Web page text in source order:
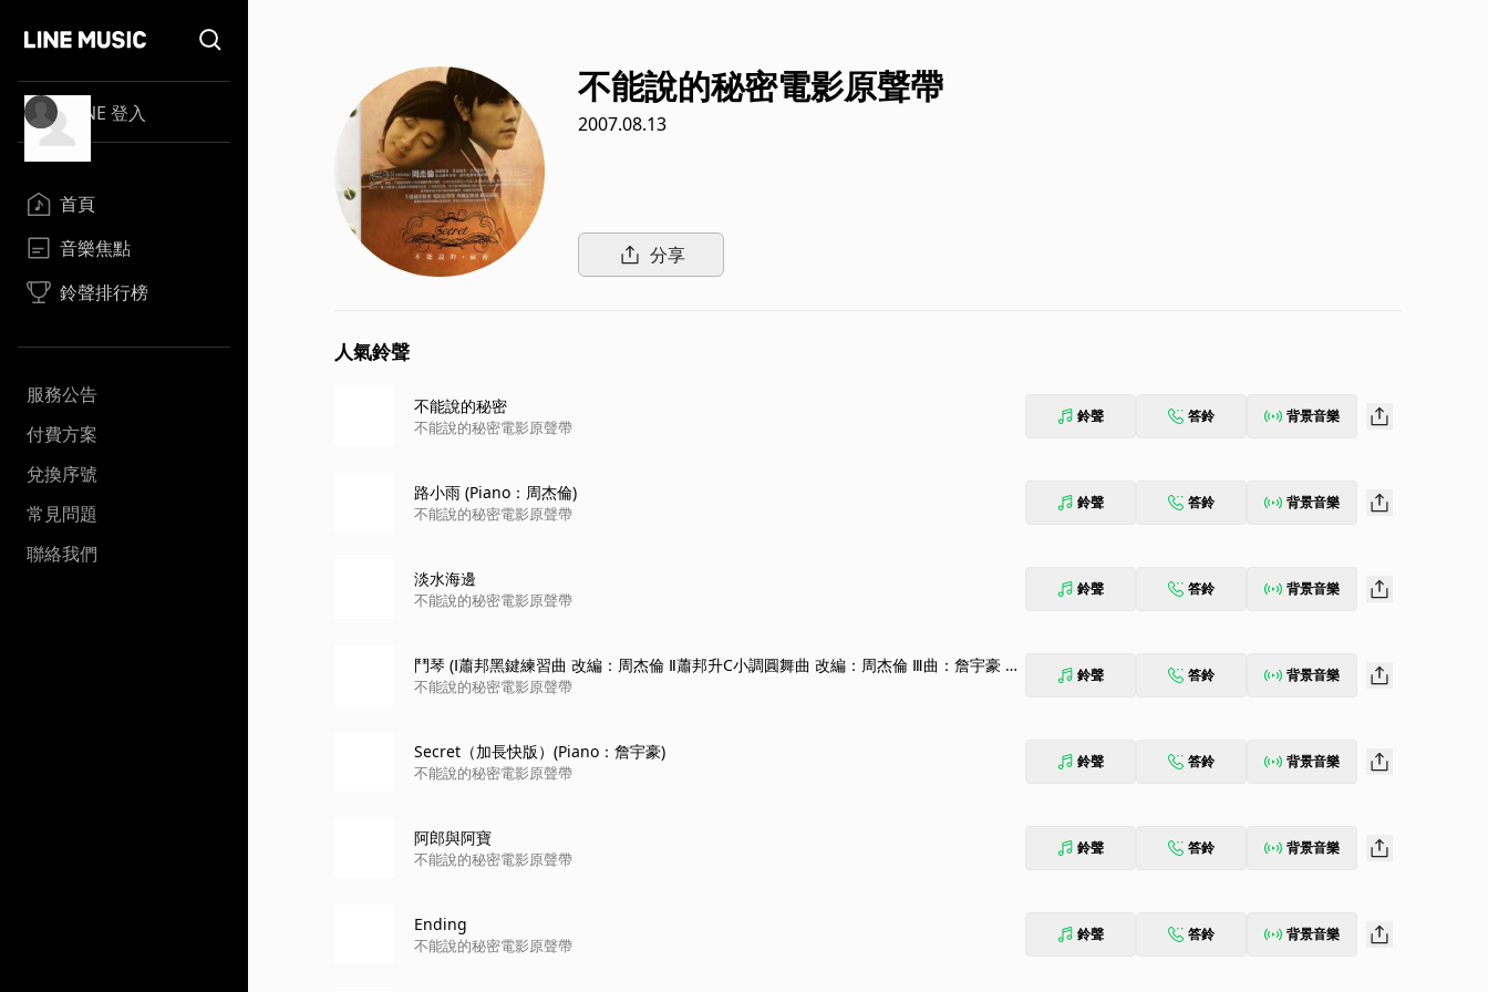
LINE 登入
首頁
音樂焦點
鈴聲排行榜
服務公告
付費方案
兌換序號
常見問題
聯絡我們
不能說的秘密電影原聲帶
2007.08.13
分享
人氣鈴聲
不能說的秘密
不能說的秘密電影原聲帶
鈴聲 答鈴 背景音樂
路小雨 (Piano：周杰倫)
不能說的秘密電影原聲帶
鈴聲 答鈴 背景音樂
淡水海邊
不能說的秘密電影原聲帶
鈴聲 答鈴 背景音樂
鬥琴 (Ⅰ蕭邦黑鍵練習曲 改編：周杰倫 Ⅱ蕭邦升C小調圓舞曲 改編：周杰倫 Ⅲ曲：詹宇豪 Pi
ano：詹宇豪)
不能說的秘密電影原聲帶
鈴聲 答鈴 背景音樂
Secret（加長快版）(Piano：詹宇豪)
不能說的秘密電影原聲帶
鈴聲 答鈴 背景音樂
阿郎與阿寶
不能說的秘密電影原聲帶
鈴聲 答鈴 背景音樂
Ending
不能說的秘密電影原聲帶
鈴聲 答鈴 背景音樂